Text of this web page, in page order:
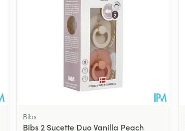
Bibs
Bibs 2 Sucette Duo Vanilla Peach